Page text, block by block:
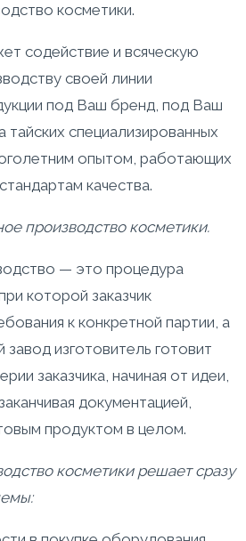
косметики.
содействие и всяческую
своей линии
под Ваш бренд, под Ваш
тайских специализированных
опытом, работающих
качества.
производство косметики.
— это процедура
которой заказчик
к конкретной партии, а
завод изготовитель готовит
заказчика, начиная от идеи,
документацией,
продуктом в целом.
косметики решает сразу